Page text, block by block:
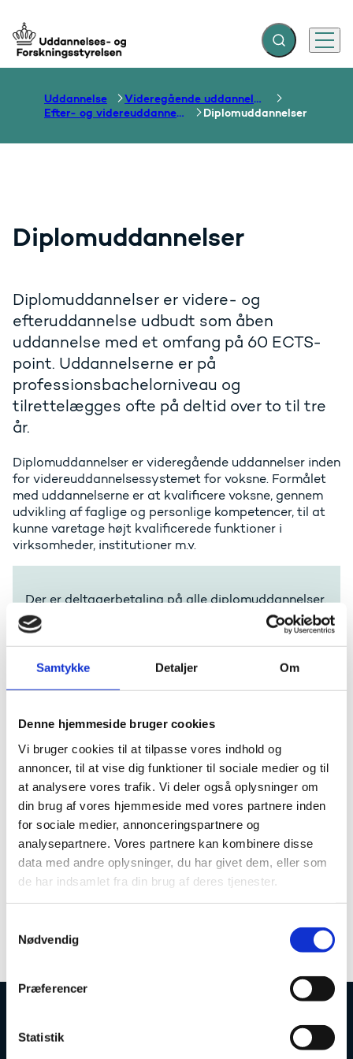
Samtykke Detaljer Om
Denne hjemmeside bruger cookies
Vi bruger cookies til at tilpasse vores indhold og
annoncer, til at vise dig funktioner til sociale medier og til
at analysere vores trafik. Vi deler også oplysninger om
din brug af vores hjemmeside med vores partnere inden
for sociale medier, annonceringspartnere og
analysepartnere. Vores partnere kan kombinere disse
data med andre oplysninger, du har givet dem, eller som
de har indsamlet fra din brug af deres tjenester.
t
Nødvendig
Præferencer
Statistik
Gå til forsiden Fold søgefelt ud
Menu
Uddannelse
Videregående uddannelser
Efter- og videreuddannelse
Diplomuddannelser
Diplomuddannelser
Diplomuddannelser er videre- og
efteruddannelse udbudt som åben
uddannelse med et omfang på 60 ECTS-
point. Uddannelserne er på
professionsbachelorniveau og
tilrettelægges ofte på deltid over to til tre
år.
Diplomuddannelser er videregående uddannelser inden
for videreuddannelsessystemet for voksne. Formålet
med uddannelserne er at kvalificere voksne, gennem
udvikling af faglige og personlige kompetencer, til at
kunne varetage højt kvalificerede funktioner i
virksomheder, institutioner m.v.
Der er deltagerbetaling på alle diplomuddannelser.
Diplomuddannelserne bliver udbudt af
erhvervsakademier, professionshøjskoler og nogle
universiteter.
diplomuddannelser
Adgangen til en diplomuddannelse forudsætter en
relevant erhvervsakademiuddannelse. Det er også
muligt at opnå adgang på baggrund af en
akademiuddannelse gennemført som et reguleret
forløb eller et særligt indgangsforløb til
diplomuddannelsen. Der er også krav om mindst to års
relevant erhvervserfaring efter adgangsgivende
eksamen.
uddannelsen. Du kan også søge oplysninger på
UddannelsesGuiden (ug.dk) eller voksenuddannelse.dk.
Uddannelses- og Forskningsstyrelsen